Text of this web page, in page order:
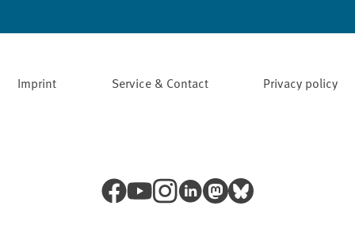
Imprint Service & Contact Privacy policy